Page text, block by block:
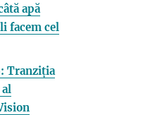
apă
facem cel
Tranziția